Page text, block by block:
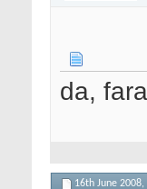
da,
16th June 2008,